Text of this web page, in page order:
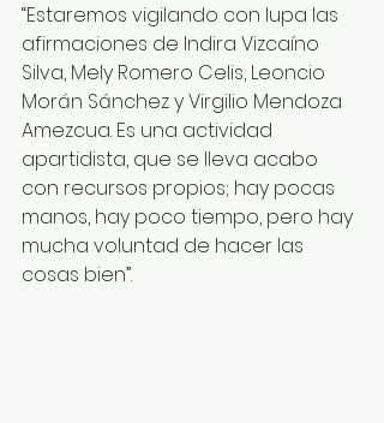
“Estaremos vigilando con lupa las
afirmaciones de Indira Vizcaíno
Silva, Mely Romero Celis, Leoncio
Morán Sánchez y Virgilio Mendoza
Amezcua. Es una actividad
apartidista, que se lleva acabo
con recursos propios; hay pocas
manos, hay poco tiempo, pero hay
mucha voluntad de hacer las
cosas bien”.